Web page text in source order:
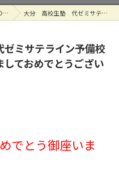
板 大分 高校生塾 代ゼミサテライン予備校Ｏ．Ｎ．Ｋ 明けましておめでとうございます！
ミサテライン予備校
ておめでとうござい
でとう御座いま